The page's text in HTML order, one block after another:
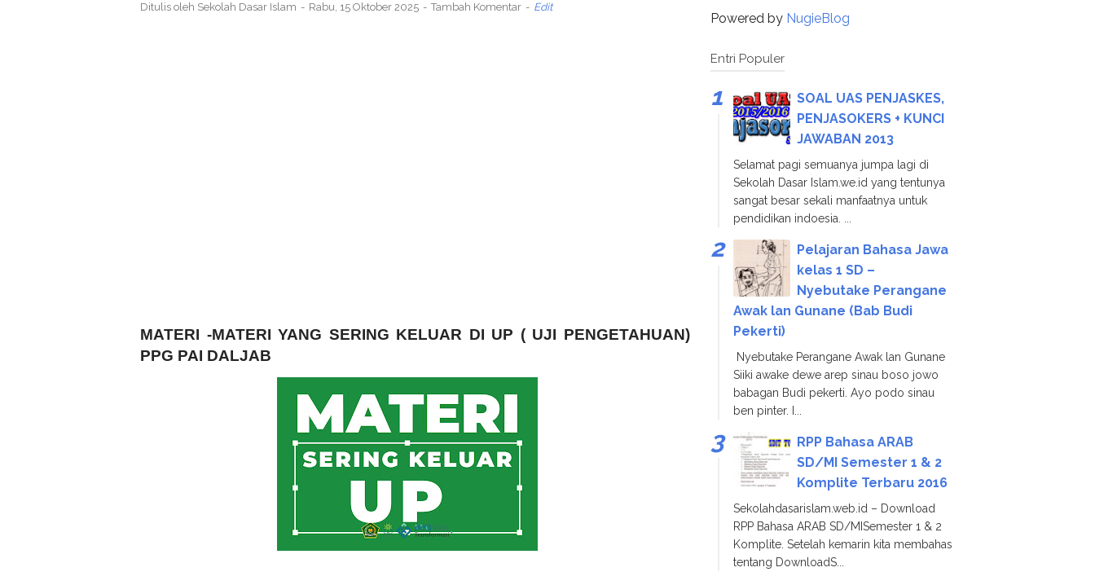
Ditulis oleh Sekolah Dasar Islam Rabu, 15 Oktober 2025 Tambah Komentar Edit
MATERI -MATERI YANG SERING KELUAR DI UP ( UJI PENGETAHUAN)
PPG PAI DALJAB
Powered by NugieBlog
Entri Populer
SOAL UAS PENJASKES,
PENJASOKERS + KUNCI
JAWABAN 2013
Selamat pagi semuanya jumpa lagi di
Sekolah Dasar Islam.we.id yang tentunya
sangat besar sekali manfaatnya untuk
pendidikan indoesia. ...
Pelajaran Bahasa Jawa
kelas 1 SD –
Nyebutake Perangane
Awak lan Gunane (Bab Budi
Pekerti)
Nyebutake Perangane Awak lan Gunane
Siiki awake dewe arep sinau boso jowo
babagan Budi pekerti. Ayo podo sinau
ben pinter. I...
RPP Bahasa ARAB
SD/MI Semester 1 & 2
Komplite Terbaru 2016
Sekolahdasarislam.web.id – Download
RPP Bahasa ARAB SD/MISemester 1 & 2
Komplite. Setelah kemarin kita membahas
tentang DownloadS...